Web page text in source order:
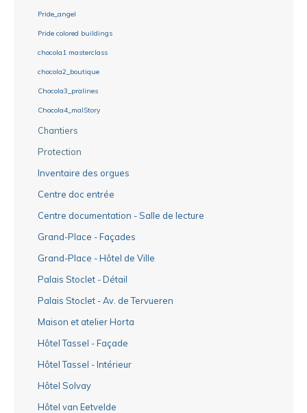
Pride_angel
Pride colored buildings
chocola1 masterclass
chocola2_boutique
Chocola3_pralines
Chocola4_malStory
Chantiers
Protection
Inventaire des orgues
Centre doc entrée
Centre documentation - Salle de lecture
Grand-Place - Façades
Grand-Place - Hôtel de Ville
Palais Stoclet - Détail
Palais Stoclet - Av. de Tervueren
Maison et atelier Horta
Hôtel Tassel - Façade
Hôtel Tassel - Intérieur
Hôtel Solvay
Hôtel van Eetvelde